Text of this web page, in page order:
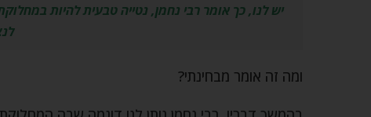
יש לנו, כך אומר רבי נחמן, נטייה טבעית להיות
ומה זה אומר מבחינתי?